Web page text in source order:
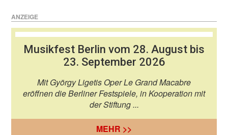
ANZEIGE
Musikfest Berlin vom 28. August bis
23. September 2026
Mit György Ligetis Oper Le Grand Macabre
eröffnen die Berliner Festspiele, in Kooperation mit
der Stiftung ...
MEHR >>